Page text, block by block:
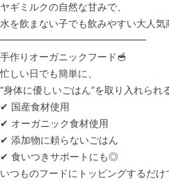
ヤギミルクの自然な甘みで、
水を飲まない子でも飲みやすい大人気
━━━━━━━━━━━━━━━
手作りオーガニックフード🥣
忙しい日でも簡単に、
“身体に優しいごはん”を取り入れられ
✔︎ 国産食材使用
✔︎ オーガニック食材使用
✔︎ 添加物に頼らないごはん
✔︎ 食いつきサポートにも◎
いつものフードにトッピングするだけ